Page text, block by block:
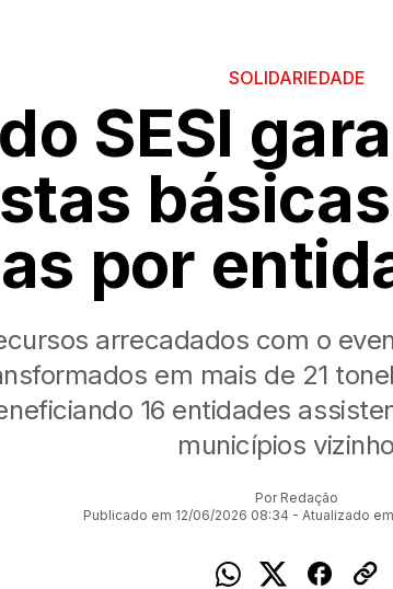
SOLIDARIEDADE
SESI
por
arrecadados com o
em mais de 21
16 entidades
municípios
Por Redação
Publicado em 12/06/2026 08:34 - Atualizado